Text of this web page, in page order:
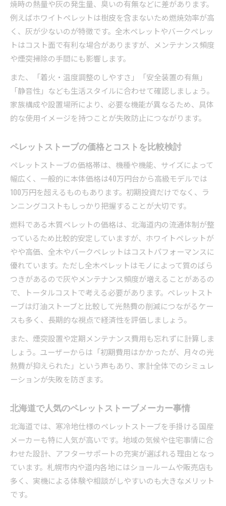
焼時の熱量や灰の発生量、臭いの有無などに差があります。
例えばホワイトペレットは樹皮を含まないため燃焼効率が高
く、灰が少ないのが特徴です。全木ペレットやバークペレッ
トはコスト面で有利な場合がありますが、メンテナンス頻度
や煙突掃除の手間にも影響します。
また、「着火・温度調整のしやすさ」「安全装置の有無」
「静音性」なども生活スタイルに合わせて確認しましょう。
家族構成や設置場所により、必要な機能が異なるため、具体
的な使用イメージを持つことが失敗防止につながります。
ペレットストーブの価格とコストを比較検討
ペレットストーブの価格帯は、機種や機能、サイズによって
幅広く、一般的に本体価格は40万円台から高級モデルでは
100万円を超えるものもあります。初期投資だけでなく、ラ
ンニングコストもしっかり把握することが大切です。
燃料である木質ペレットの価格は、北海道内の流通体制が整
っているため比較的安定していますが、ホワイトペレットが
やや高価、全木やバークペレットはコストパフォーマンスに
優れています。ただし全木ペレットはモノによって質のばら
つきがあるので灰やメンテナンス頻度が増えることがあるの
で、トータルコストで考える必要があります。ペレットスト
ーブは灯油ストーブと比較して光熱費の削減につながるケー
スも多く、長期的な視点で経済性を評価しましょう。
また、煙突設置や定期メンテナンス費用も忘れずに計算しま
しょう。ユーザーからは「初期費用はかかったが、月々の光
熱費が抑えられた」という声もあり、家計全体でのシミュレ
ーションが失敗を防ぎます。
北海道で人気のペレットストーブメーカー事情
北海道では、寒冷地仕様のペレットストーブを手掛ける国産
メーカーも特に人気が高いです。地域の気候や住宅事情に合
わせた設計、アフターサポートの充実が選ばれる理由となっ
ています。札幌市内や道内各地にはショールームや販売店も
多く、実機による体験や相談がしやすいのも大きなメリット
です。